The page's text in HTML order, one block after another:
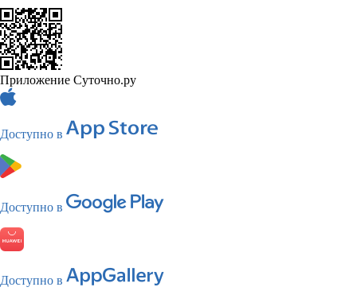
Приложение Суточно.ру
Доступно в
Доступно в
Доступно в